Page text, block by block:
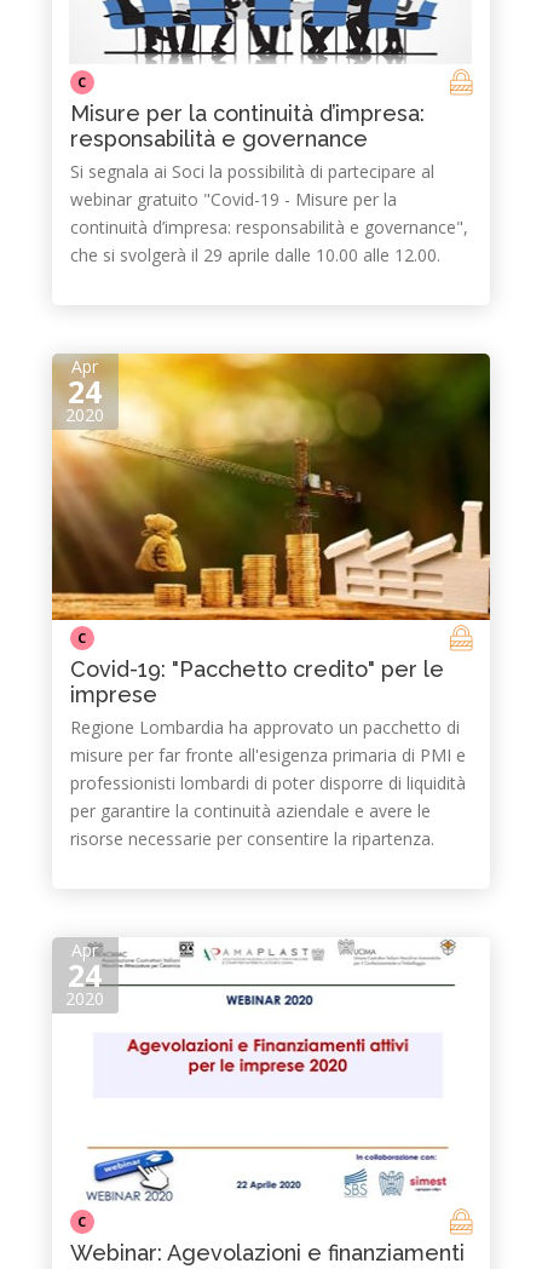
C
Misure per la continuità d’impresa:
responsabilità e governance
Si segnala ai Soci la possibilità di partecipare al
webinar gratuito "Covid-19 - Misure per la
continuità d’impresa: responsabilità e governance",
che si svolgerà il 29 aprile dalle 10.00 alle 12.00.
Apr
24
2020
C
Covid-19: "Pacchetto credito" per le
imprese
Regione Lombardia ha approvato un pacchetto di
misure per far fronte all'esigenza primaria di PMI e
professionisti lombardi di poter disporre di liquidità
per garantire la continuità aziendale e avere le
risorse necessarie per consentire la ripartenza.
Apr
24
2020
C
Webinar: Agevolazioni e finanziamenti